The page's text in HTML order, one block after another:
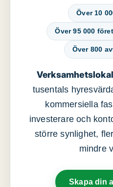
Över 10
Över 95 000
Över 800
tusentals
kommersiella
investerare och
större synlighet,
mindre
Skapa din